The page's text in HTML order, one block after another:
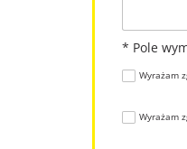
* Pole
Wyrażam
Wyrażam